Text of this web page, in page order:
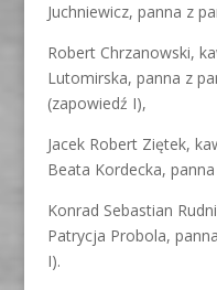
Juchniewicz, panna z
Robert Chrzanowski,
Lutomirska, panna z
(zapowiedź I),
Jacek Robert Ziętek,
Beata Kordecka,
Konrad Sebastian
Patrycja Probola,
I).